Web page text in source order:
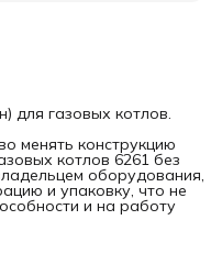
для газовых котлов.
менять конструкцию
котлов 6261 без
оборудования,
и упаковку, что не
и на работу